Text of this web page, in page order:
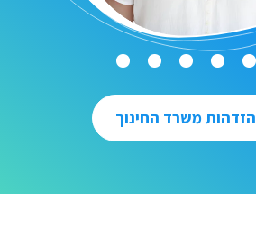
הזדהות משרד החינוך